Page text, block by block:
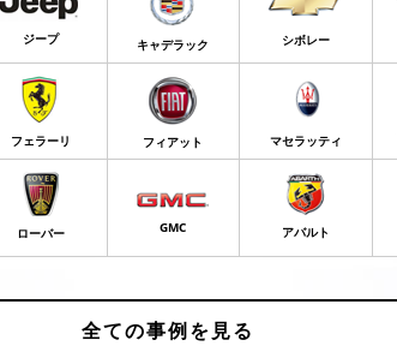
ジープ キャデラック シボレー
フェラーリ フィアット マセラッティ
ローバー GMC アバルト
全ての事例を見る